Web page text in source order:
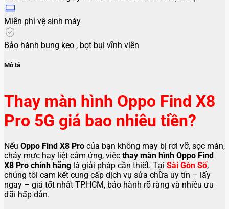
Miễn phí vệ sinh máy
Bảo hành bung keo , bọt bụi vĩnh viễn
Mô tả
Thay màn hình Oppo Find X8
Pro 5G giá bao nhiêu tiền?
Nếu Oppo Find X8 Pro của bạn không may bị rơi vỡ, sọc màn,
chảy mực hay liệt cảm ứng, việc thay màn hình Oppo Find
X8 Pro chính hãng là giải pháp cần thiết. Tại Sài Gòn Số,
chúng tôi cam kết cung cấp dịch vụ sửa chữa uy tín – lấy
ngay – giá tốt nhất TP.HCM, bảo hành rõ ràng và nhiều ưu
đãi hấp dẫn.